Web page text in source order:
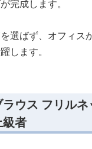
完成します。
選ばず、オフィス
します。
ウス フリル
者